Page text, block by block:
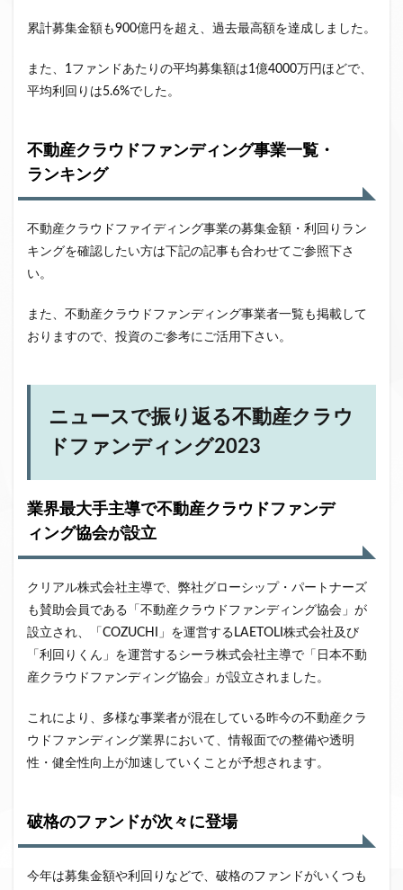
累計募集金額も900億円を超え、過去最高額を達成しました。
また、1ファンドあたりの平均募集額は1億4000万円ほどで、
平均利回りは5.6%でした。
不動産クラウドファンディング事業一覧・
ランキング
不動産クラウドファイディング事業の募集金額・利回りラン
キングを確認したい方は下記の記事も合わせてご参照下さ
い。
また、不動産クラウドファンディング事業者一覧も掲載して
おりますので、投資のご参考にご活用下さい。
ニュースで振り返る不動産クラウ
ドファンディング2023
業界最大手主導で不動産クラウドファンデ
ィング協会が設立
クリアル株式会社主導で、弊社グローシップ・パートナーズ
も賛助会員である「不動産クラウドファンディング協会」が
設立され、「COZUCHI」を運営するLAETOLI株式会社及び
「利回りくん」を運営するシーラ株式会社主導で「日本不動
産クラウドファンディング協会」が設立されました。
これにより、多様な事業者が混在している昨今の不動産クラ
ウドファンディング業界において、情報面での整備や透明
性・健全性向上が加速していくことが予想されます。
破格のファンドが次々に登場
今年は募集金額や利回りなどで、破格のファンドがいくつも